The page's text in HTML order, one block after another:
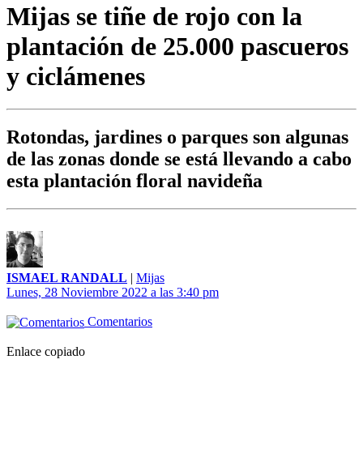
Mijas se tiñe de rojo con la
plantación de 25.000 pascueros
y ciclámenes
Rotondas, jardines o parques son algunas
de las zonas donde se está llevando a cabo
esta plantación floral navideña
ISMAEL RANDALL | Mijas
Lunes, 28 Noviembre 2022 a las 3:40 pm
Comentarios
Enlace copiado